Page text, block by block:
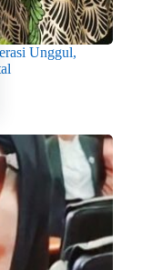
Unggul,